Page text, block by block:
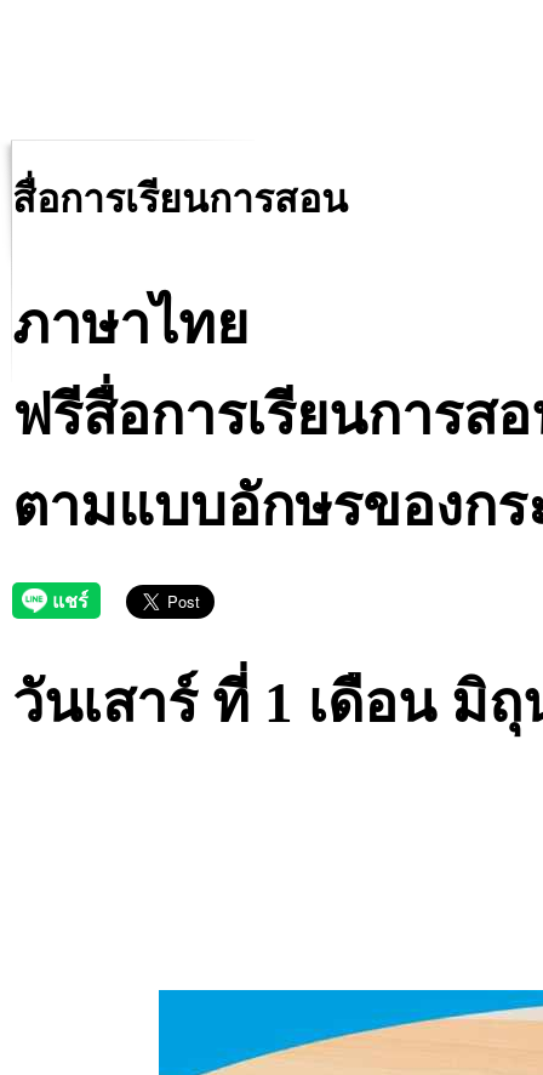
สื่อการเรียนการสอน
ภาษาไทย
ฟรีสื่อการเรียนการส
ตามแบบอักษรของกร
วันเสาร์ ที่ 1 เดือน มิ